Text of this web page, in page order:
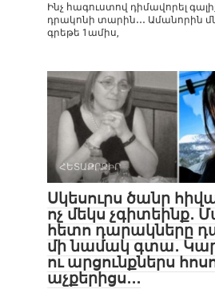
Ինչ հագուստով դիմավորել
դրակոնի տարին․․․ Ամանորին
գրեթե 1ամիս,
ՀԵՏԱՔՐՔԻՐ
Սկեսուրս ծանր
ոչ մեկս չգիտեինք․
հետո դարակները
մի նամակ գտա․
ու արցունքներս
աչքերիցս․․․